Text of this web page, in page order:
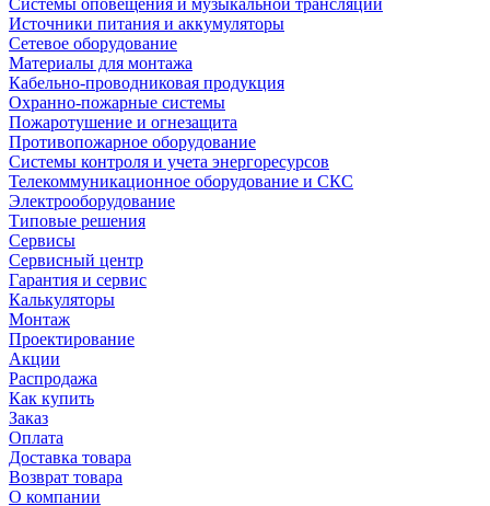
Системы оповещения и музыкальной трансляции
Источники питания и аккумуляторы
Сетевое оборудование
Материалы для монтажа
Кабельно-проводниковая продукция
Охранно-пожарные системы
Пожаротушение и огнезащита
Противопожарное оборудование
Системы контроля и учета энергоресурсов
Телекоммуникационное оборудование и СКС
Электрооборудование
Типовые решения
Сервисы
Сервисный центр
Гарантия и сервис
Калькуляторы
Монтаж
Проектирование
Акции
Распродажа
Как купить
Заказ
Оплата
Доставка товара
Возврат товара
О компании